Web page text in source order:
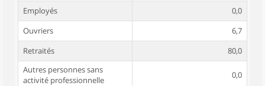
Employés
0,0
Ouvriers
6,7
Retraités
80,0
Autres personnes sans
activité professionnelle
0,0